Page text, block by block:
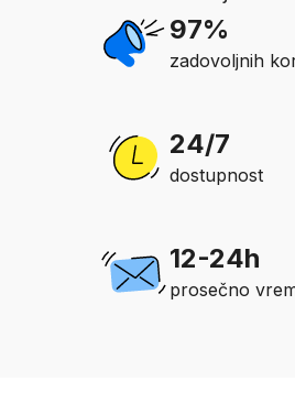
97%
zadovoljnih
24/7
dostupnost
12-24h
prosečno